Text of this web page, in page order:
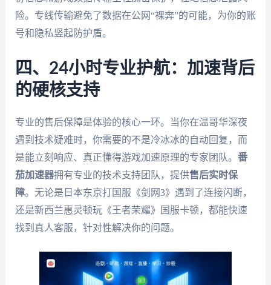
险。专线传输避免了数据在公网“裸奔”的可能，为你的账
号和隐私竖起防护盾。
四、24小时专业护航：加速背后
的硬核支持
专业的售后保障是体验的核心一环。当你在温哥华深夜
遇到技术疑难时，你需要的不是冷冰冰的自动回复，而
是能立刻响应、真正懂得游戏加速原理的专家团队。 番
茄加速器拥有专业的技术支持团队，提供售后实时保
障。无论是日本东京打国服《剑网3》遇到了连接闪断，
还是新西兰惠灵顿玩《王者荣耀》国服卡顿，都能快速
找到真人客服，针对性解决你的问题。